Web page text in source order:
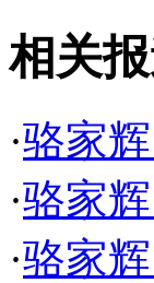
相关报
·骆家
·骆家
·骆家